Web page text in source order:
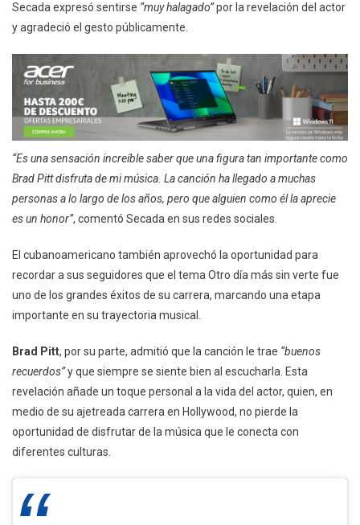
Secada expresó sentirse “muy halagado”por la revelación del actor
y agradeció el gesto públicamente.
“Es una sensación increíble saber que una figura tan importante como
Brad Pitt disfruta de mi música. La canción ha llegado a muchas
personas a lo largo de los años, pero que alguien como él la aprecie
es un honor”, comentó Secada en sus redes sociales.
El cubanoamericano también aprovechó la oportunidad para
recordar a sus seguidores que el tema Otro día más sin verte fue
uno de los grandes éxitos de su carrera, marcando una etapa
importante en su trayectoria musical.
Brad Pitt, por su parte, admitió que la canción le trae “buenos
recuerdos”y que siempre se siente bien al escucharla. Esta
revelación añade un toque personal a la vida del actor, quien, en
medio de su ajetreada carrera en Hollywood, no pierde la
oportunidad de disfrutar de la música que le conecta con
diferentes culturas.